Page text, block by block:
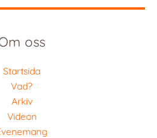
oss
Startsida
Vad?
Arkiv
Videon